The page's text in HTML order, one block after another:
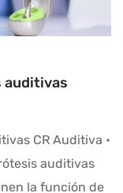
auditivas
CR Auditiva •
auditivas
la función de